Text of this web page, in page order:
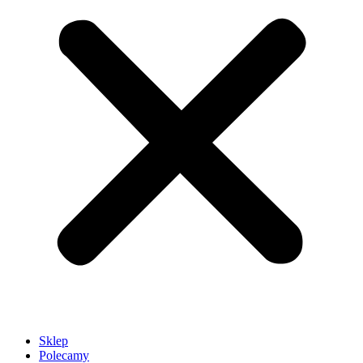
Sklep
Polecamy